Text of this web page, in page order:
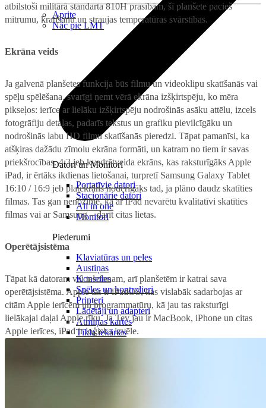
Aprite
Nāc pie LMT
Datori un Monitori
Portatīvie datori
Stacionārie datori
All in one
Monitori
Piederumi
Klaviatūras un peles
Austiņas
Konsoles
Spēles un kontrolieri
Printeri
Lādētāji un adapteri
Atmiņas kartes
Tīkla iekārtas
atbilstoši militārā standarta 810H prasībām, šī planšete pacieš
mitrumu, kratīšanu un straujas temperatūras svārstības.
Ekrāna veids
Ja galvenā planšetes funkcija būs filmu un videoklipu skatīšanās vai
spēļu spēlēšana, svarīgi ņemt vērā ekrāna izšķirtspēju, ko mēra
pikseļos: ierīce ar lielāku izšķirtspēju nodrošinās asāku attēlu, izcels
fotogrāfiju detaļas, padarīs tekstus un grafiku pievilcīgāku un
nodrošinās labu HD filmu skatīšanās pieredzi. Tāpat pamanīsi, ka
atšķiras dažādu zīmolu ekrāna formāti, un katram no tiem ir savas
priekšrocības. 4:3 jeb kvadrātveida ekrāns, kas raksturīgāks Apple
iPad, ir ērtāks ikdienas lietošanai, turpretī Samsung Galaxy Tablet
16:10 / 16:9 jeb platekrāns noderīgāks tad, ja plāno daudz skatīties
filmas. Tas gan nenozīmē, ka ar iPad nevarētu kvalitatīvi skatīties
filmas vai ar Samsung – darīt citas lietas.
Operētājsistēma
Tāpat kā datoram vai telefonam, arī planšetēm ir katrai sava
operētājsistēma. Apple tas ir iPadOS, kas vislabāk sadarbojas ar
citām Apple ierīcēm un programmatūru, kā jau tas raksturīgi
lielākajai daļai Apple rīku. Ja Tev jau ir MacBook, iPhone un citas
Apple ierīces, iPad ir loģiska izvēle.